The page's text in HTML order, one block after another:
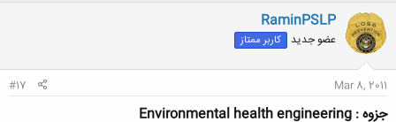
RaminPSLP
عضو جدید کاربر ممتاز
Mar 8, 2011
#17
جزوه : Environmental health engineering